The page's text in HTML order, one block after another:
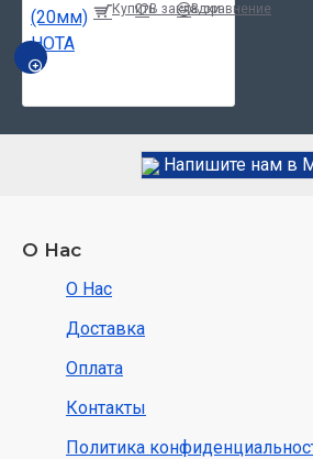
БЫСТРЫЙ ПРОСМОТР
КупитьВ закладкиВ сравнение
Напишите нам в
О Нас
О Нас
Доставка
Оплата
Контакты
Политика